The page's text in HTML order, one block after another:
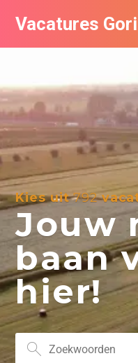
Vacatures
Kies uit792
Jouw
baan
hier!
Vacatures bij bedrijven
De populairste
Nieuwsbrief feed